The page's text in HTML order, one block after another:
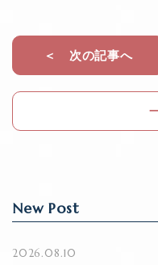
e
b
o
k
＜ 次の記事へ
New Post
2026.08.10